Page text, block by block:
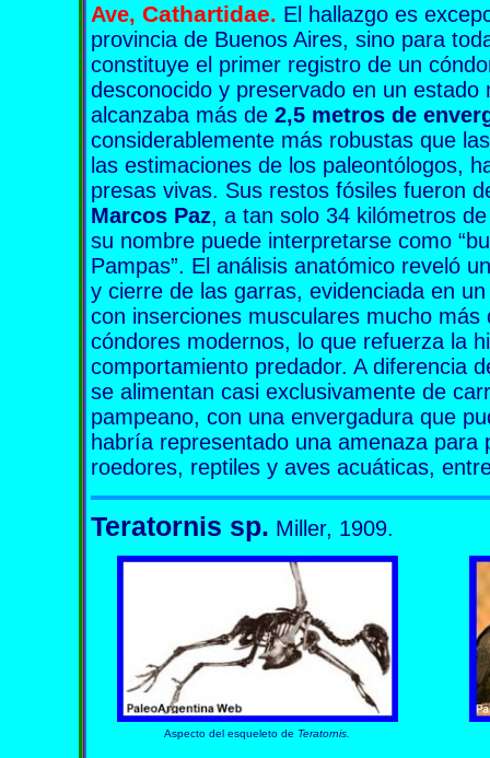
Ave, Cathartidae. El hallazgo es
provincia de Buenos Aires, sino para
constituye el primer registro de un
desconocido y preservado en un
alcanzaba más de 2,5 metros de
considerablemente más robustas que
las estimaciones de los paleontólogos,
presas vivas. Sus restos fósiles fueron
Marcos Paz, a tan solo 34 kilómetros
su nombre puede interpretarse como
Pampas”. El análisis anatómico reveló
y cierre de las garras, evidenciada en
con inserciones musculares mucho más
cóndores modernos, lo que refuerza la
comportamiento predador. A diferencia
se alimentan casi exclusivamente de
pampeano, con una envergadura que
habría representado una amenaza para
roedores, reptiles y aves acuáticas,
Teratornis sp. Miller, 1909.
Aspecto del esqueleto de Teratornis.